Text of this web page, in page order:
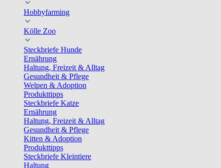
Hobbyfarming
Kölle Zoo
Steckbriefe Hunde
Ernährung
Haltung, Freizeit & Alltag
Gesundheit & Pflege
Welpen & Adoption
Produkttipps
Steckbriefe Katze
Ernährung
Haltung, Freizeit & Alltag
Gesundheit & Pflege
Kitten & Adoption
Produkttipps
Steckbriefe Kleintiere
Haltung